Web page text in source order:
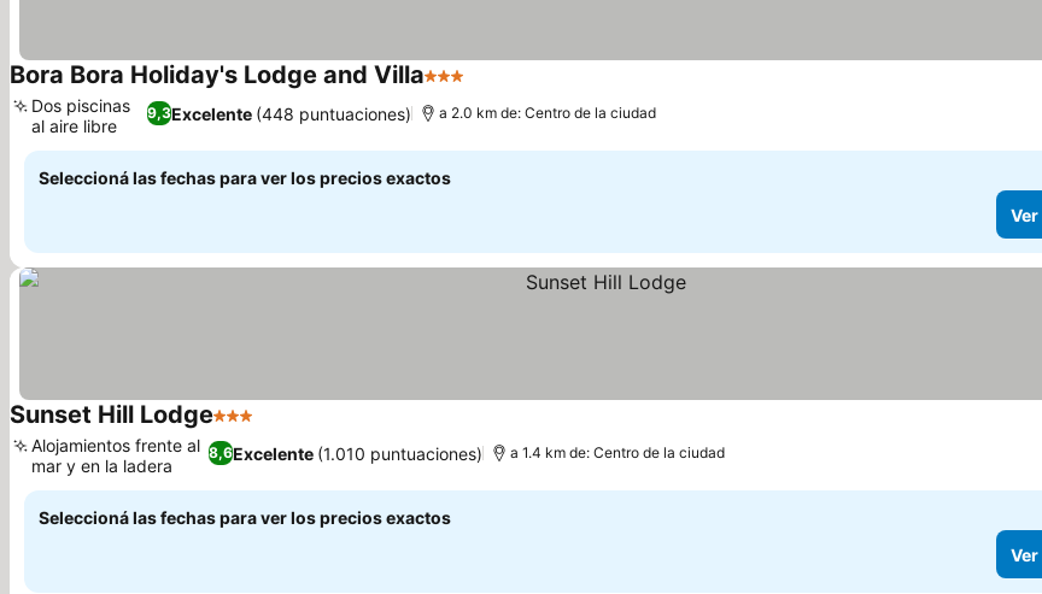
Bora Bora Holiday's Lodge and Villa3 Estrellas
9,3Excelente (448 puntuaciones)
Dos piscinas
al aire libre
a 2.0 km de: Centro de la ciudad
Seleccioná las fechas para ver los precios exactos
Sunset Hill Lodge3 Estrellas
8,6Excelente (1.010 puntuaciones)
Alojamientos frente al
mar y en la ladera
a 1.4 km de: Centro de la ciudad
Seleccioná las fechas para ver los precios exactos